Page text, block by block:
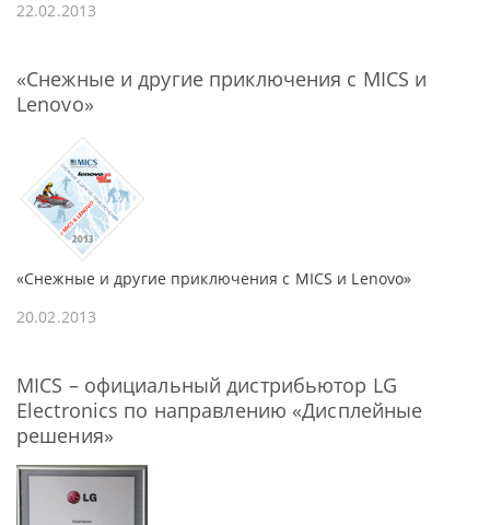
22.02.2013
«Снежные и другие приключения с MICS и
Lenovo»
«Снежные и другие приключения с MICS и Lenovo»
20.02.2013
MICS – официальный дистрибьютор LG
Electronics по направлению «Дисплейные
решения»